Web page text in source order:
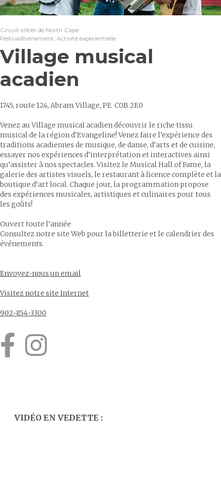
Circuit côtier de North Cape
Festival/événement, Activité expérientielle
Village musical
acadien
1745, route 124, Abram Village, PE C0B 2E0
Venez au Village musical acadien découvrir le riche tissu
musical de la région d’Evangeline! Venez faire l’expérience des
traditions acadiennes de musique, de danse, d’arts et de cuisine,
essayer nos expériences d’interprétation et interactives ainsi
qu’assister à nos spectacles. Visitez le Musical Hall of Fame, la
galerie des artistes visuels, le restaurant à licence complète et la
boutique d’art local. Chaque jour, la programmation propose
des expériences musicales, artistiques et culinaires pour tous
les goûts!
Ouvert toute l’année
Consultez notre site Web pour la billetterie et le calendrier des
événements.
Envoyez-nous un email
Visitez notre site Internet
902-854-3300